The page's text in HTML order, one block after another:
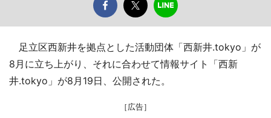
足立区西新井を拠点とした活動団体「西新井.tokyo」が
8月に立ち上がり、それに合わせて情報サイト「西新
井.tokyo」が8月19日、公開された。
［広告］